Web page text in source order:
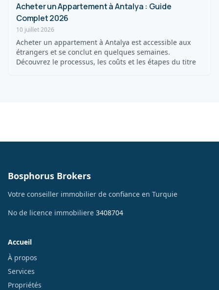
Acheter un Appartement à Antalya : Guide
Complet 2026
10 juillet 2026
Acheter un appartement à Antalya est accessible aux
étrangers et se conclut en quelques semaines.
Découvrez le processus, les coûts et les étapes du titre
Bosphorus Brokers
Votre conseiller immobilier de confiance en Turquie
No de licence immobiliere 3408704
Accueil
À propos
Services
Propriétés